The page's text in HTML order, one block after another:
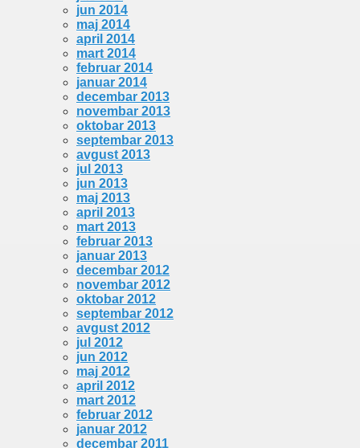
jun 2014
maj 2014
april 2014
mart 2014
februar 2014
januar 2014
decembar 2013
novembar 2013
oktobar 2013
septembar 2013
avgust 2013
jul 2013
jun 2013
maj 2013
april 2013
mart 2013
februar 2013
januar 2013
decembar 2012
novembar 2012
oktobar 2012
septembar 2012
avgust 2012
jul 2012
jun 2012
maj 2012
april 2012
mart 2012
februar 2012
januar 2012
decembar 2011